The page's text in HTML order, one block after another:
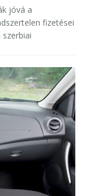
jóvá a
fizetései